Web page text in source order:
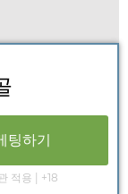
팅하기
적용 | +18